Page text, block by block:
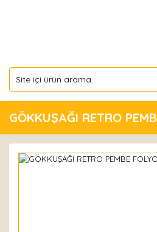
GÖKKUŞAĞI RETRO